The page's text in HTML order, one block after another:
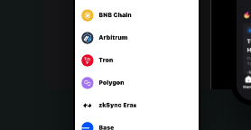
Português (Portugal)
Bahasa Indonesia